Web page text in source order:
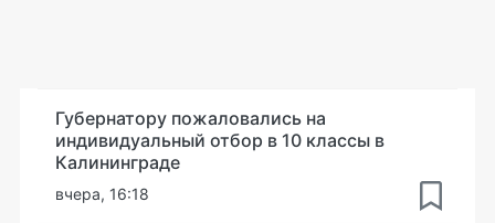
Губернатору пожаловались на
индивидуальный отбор в 10 классы в
Калининграде
вчера, 16:18